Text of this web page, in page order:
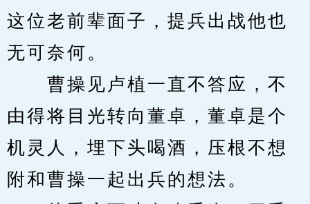
这位老前辈面子，提兵出战他也
无可奈何。
曹操见卢植一直不答应，不
由得将目光转向董卓，董卓是个
机灵人，埋下头喝酒，压根不想
附和曹操一起出兵的想法。